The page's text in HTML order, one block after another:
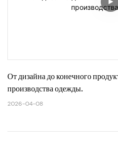
От дизайна до конечного
производства одежды.
2026-04-08